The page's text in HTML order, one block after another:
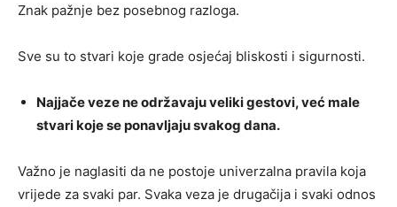
Znak pažnje bez posebnog razloga.
Sve su to stvari koje grade osjećaj bliskosti i sigurnosti.
Najjače veze ne održavaju veliki gestovi, već male
stvari koje se ponavljaju svakog dana.
Važno je naglasiti da ne postoje univerzalna pravila koja
vrijede za svaki par. Svaka veza je drugačija i svaki odnos